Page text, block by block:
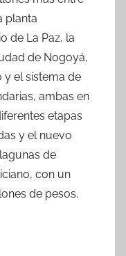
planta
de La Paz, la
de Nogoyá,
y el sistema de
ambas en
etapas
y el nuevo
de
con un
de pesos.